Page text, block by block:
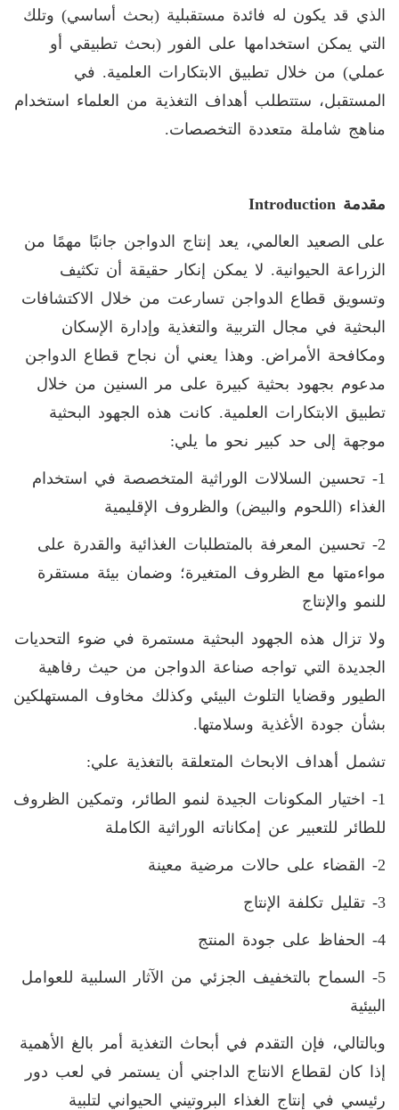
الذي قد يكون له فائدة مستقبلية (بحث أساسي) وتلك
التي يمكن استخدامها على الفور (بحث تطبيقي أو
عملي) من خلال تطبيق الابتكارات العلمية. في
المستقبل، ستتطلب أهداف التغذية من العلماء استخدام
مناهج شاملة متعددة التخصصات.
مقدمة Introduction
على الصعيد العالمي، يعد إنتاج الدواجن جانبًا مهمًا من
الزراعة الحيوانية. لا يمكن إنكار حقيقة أن تكثيف
وتسويق قطاع الدواجن تسارعت من خلال الاكتشافات
البحثية في مجال التربية والتغذية وإدارة الإسكان
ومكافحة الأمراض. وهذا يعني أن نجاح قطاع الدواجن
مدعوم بجهود بحثية كبيرة على مر السنين من خلال
تطبيق الابتكارات العلمية. كانت هذه الجهود البحثية
موجهة إلى حد كبير نحو ما يلي:
1- تحسين السلالات الوراثية المتخصصة في استخدام
الغذاء (اللحوم والبيض) والظروف الإقليمية
2- تحسين المعرفة بالمتطلبات الغذائية والقدرة على
مواءمتها مع الظروف المتغيرة؛ وضمان بيئة مستقرة
للنمو والإنتاج
ولا تزال هذه الجهود البحثية مستمرة في ضوء التحديات
الجديدة التي تواجه صناعة الدواجن من حيث رفاهية
الطيور وقضايا التلوث البيئي وكذلك مخاوف المستهلكين
بشأن جودة الأغذية وسلامتها.
تشمل أهداف الابحاث المتعلقة بالتغذية علي:
1- اختيار المكونات الجيدة لنمو الطائر، وتمكين الظروف
للطائر للتعبير عن إمكاناته الوراثية الكاملة
2- القضاء على حالات مرضية معينة
3- تقليل تكلفة الإنتاج
4- الحفاظ على جودة المنتج
5- السماح بالتخفيف الجزئي من الآثار السلبية للعوامل
البيئية
وبالتالي، فإن التقدم في أبحاث التغذية أمر بالغ الأهمية
إذا كان لقطاع الانتاج الداجني أن يستمر في لعب دور
رئيسي في إنتاج الغذاء البروتيني الحيواني لتلبية